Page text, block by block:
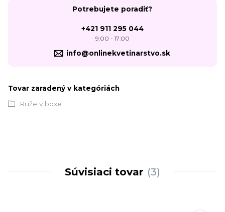
Potrebujete poradiť?
+421 911 295 044
9:00 - 17:00
info@onlinekvetinarstvo.sk
Tovar zaradený v kategóriách
Ruže v boxe
Súvisiaci tovar 3